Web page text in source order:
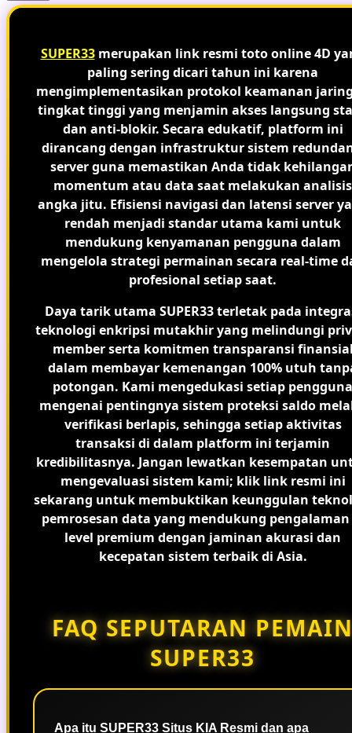
SUPER33merupakan link resmi toto online 4D
paling sering dicari tahun ini karena
mengimplementasikan protokol keamanan
tingkat tinggi yang menjamin akses langsung
dan anti-blokir. Secara edukatif, platform ini
dirancang dengan infrastruktur sistem
server guna memastikan Anda tidak
momentum atau data saat melakukan analisis
angka jitu. Efisiensi navigasi dan latensi server
rendah menjadi standar utama kami untuk
mendukung kenyamanan pengguna dalam
mengelola strategi permainan secara real-time
profesional setiap saat.
Daya tarik utama SUPER33 terletak pada
teknologi enkripsi mutakhir yang melindungi
member serta komitmen transparansi
dalam membayar kemenangan 100% utuh
potongan. Kami mengedukasi setiap pengguna
mengenai pentingnya sistem proteksi saldo
verifikasi berlapis, sehingga setiap aktivitas
transaksi di dalam platform ini terjamin
kredibilitasnya. Jangan lewatkan kesempatan
mengevaluasi sistem kami; klik link resmi ini
sekarang untuk membuktikan keunggulan
pemrosesan data yang mendukung
level premium dengan jaminan akurasi dan
kecepatan sistem terbaik di Asia.
FAQ SEPUTARAN
SUPER33
Apa itu SUPER33 Situs KIA Resmi dan apa